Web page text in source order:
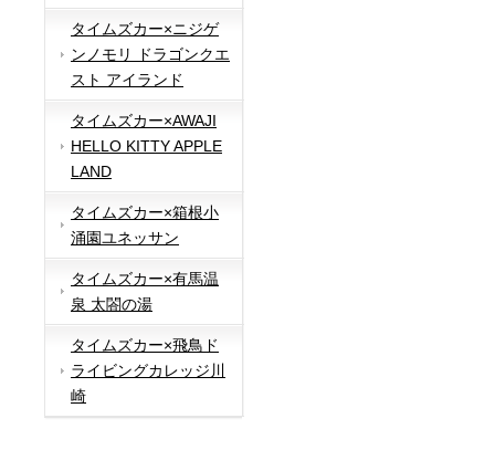
タイムズカー×ニジゲ
ンノモリ ドラゴンクエ
スト アイランド
タイムズカー×AWAJI
HELLO KITTY APPLE
LAND
タイムズカー×箱根小
涌園ユネッサン
タイムズカー×有馬温
泉 太閤の湯
タイムズカー×飛鳥ド
ライビングカレッジ川
崎